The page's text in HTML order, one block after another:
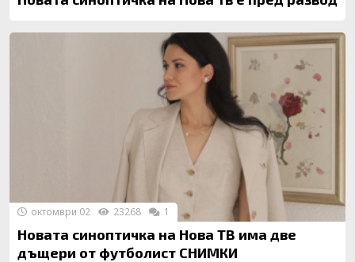
Новата синоптичка на Нова ТВ има две
дъщери от футболист СНИМКИ
октомври 02 23268 1